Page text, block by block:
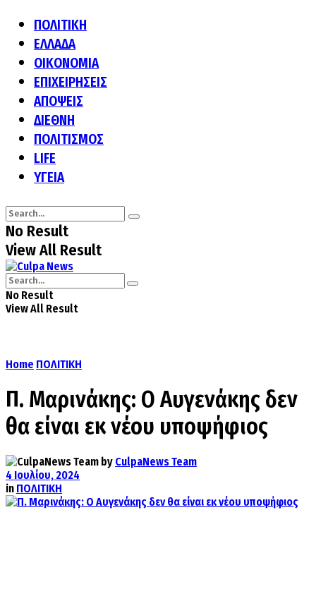
ΠΟΛΙΤΙΚΗ
ΕΛΛΑΔΑ
ΟΙΚΟΝΟΜΙΑ
ΕΠΙΧΕΙΡΗΣΕΙΣ
ΑΠΟΨΕΙΣ
ΔΙΕΘΝΗ
ΠΟΛΙΤΙΣΜΟΣ
LIFE
ΥΓΕΙΑ
No Result
View All Result
No Result
View All Result
Home ΠΟΛΙΤΙΚΗ
Π. Μαρινάκης: Ο Αυγενάκης δεν
θα είναι εκ νέου υποψήφιος
by CulpaNews Team
4 Ιουλίου, 2024
in ΠΟΛΙΤΙΚΗ